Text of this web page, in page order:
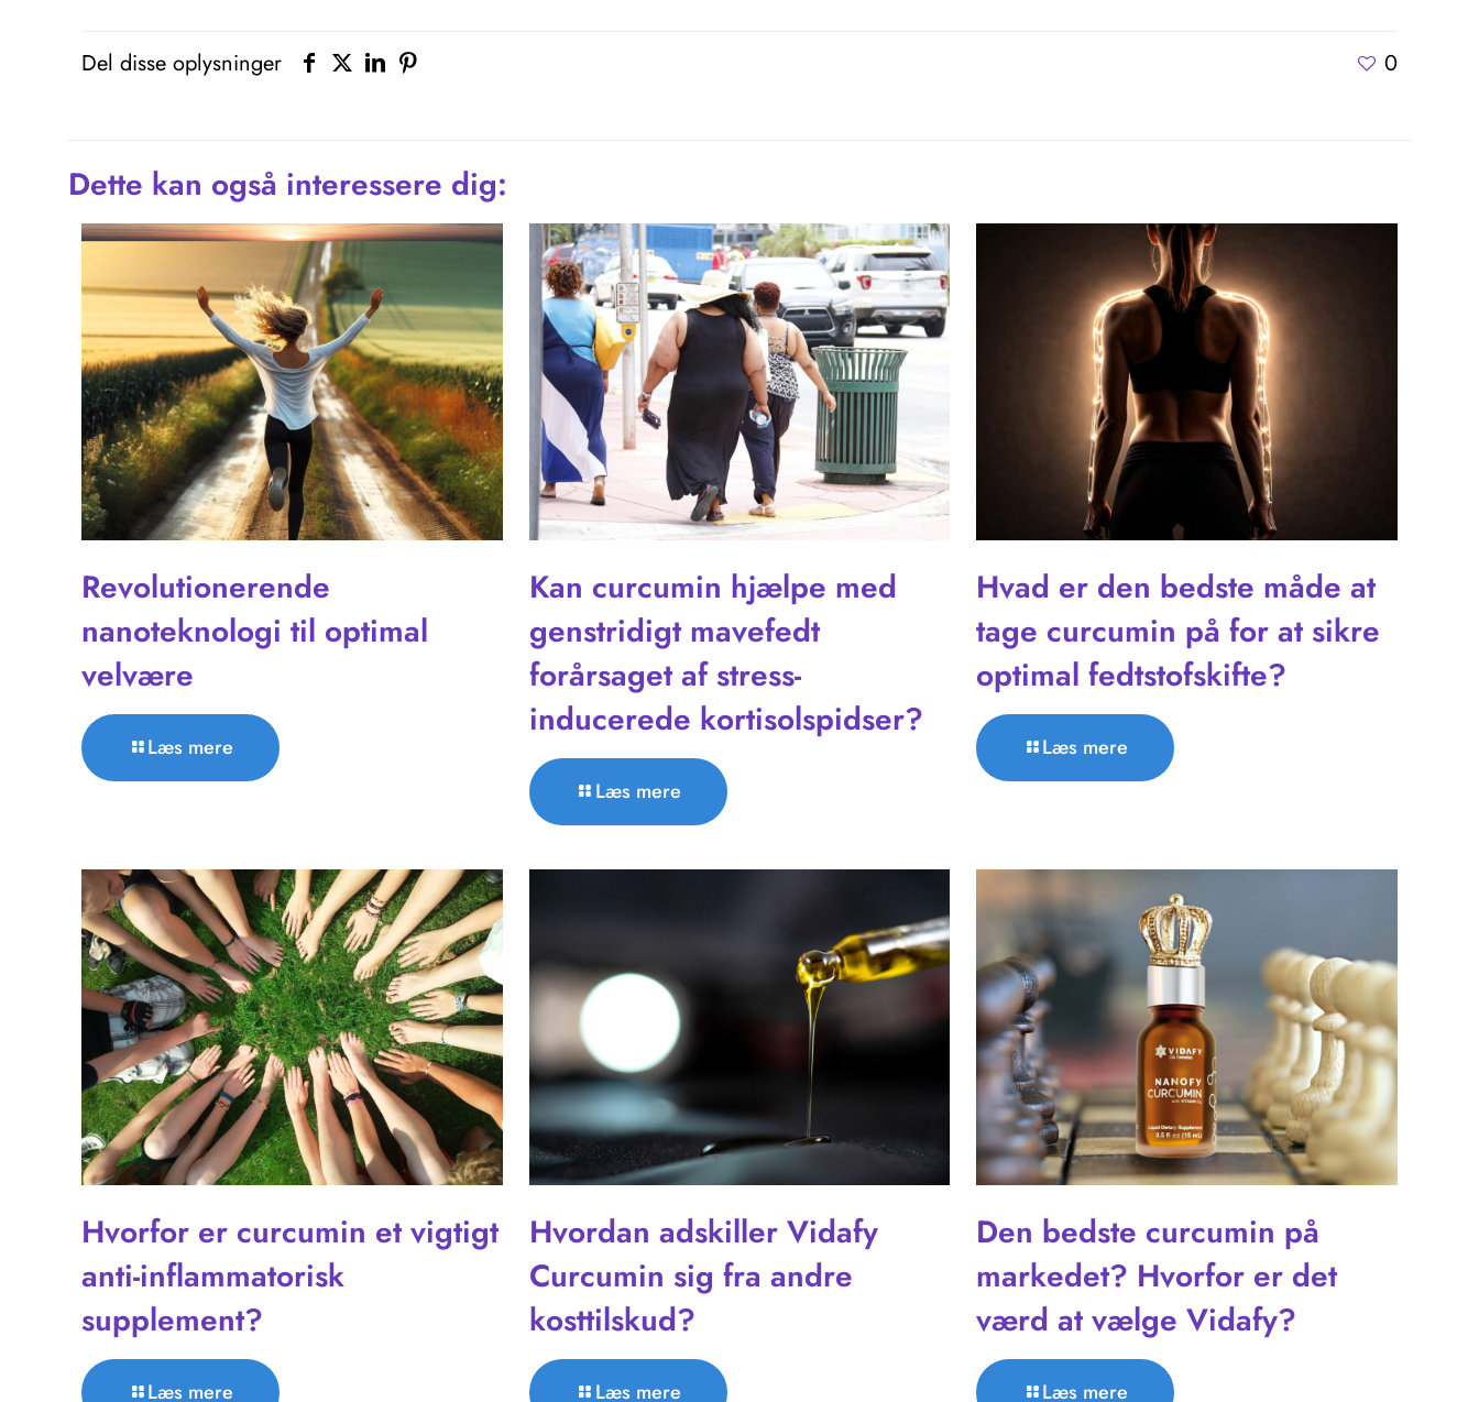
Del disse oplysninger 0
Dette kan også interessere dig:
Revolutionerende
nanoteknologi til optimal
velvære
Læs mere
Kan curcumin hjælpe med
genstridigt mavefedt
forårsaget af stress-
inducerede kortisolspidser?
Læs mere
Hvad er den bedste måde at
tage curcumin på for at sikre
optimal fedtstofskifte?
Læs mere
Hvorfor er curcumin et vigtigt
anti-inflammatorisk
supplement?
Læs mere
Hvordan adskiller Vidafy
Curcumin sig fra andre
kosttilskud?
Læs mere
Den bedste curcumin på
markedet? Hvorfor er det
værd at vælge Vidafy?
Læs mere